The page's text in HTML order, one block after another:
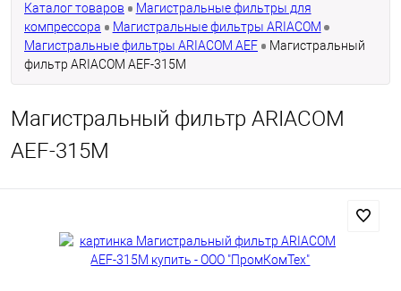
Каталог товаров
Магистральные фильтры для
компрессора
Магистральные фильтры ARIACOM
Магистральные фильтры ARIACOM AEF
Магистральный
фильтр ARIACOM AEF-315M
Магистральный фильтр ARIACOM
AEF-315M